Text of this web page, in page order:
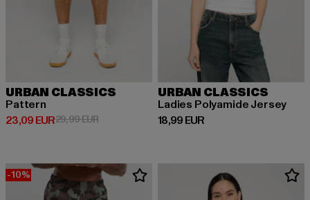
URBAN CLASSICS
Pattern
23,09 EUR
Derzeitiger Preis: 23,09 EUR
29,99 EURAktionspreis: 29,99 EUR
URBAN CLASSICS
Ladies Polyamide Jersey
18,99 EUR
Derzeitiger Preis: 18,99 EUR
-10%